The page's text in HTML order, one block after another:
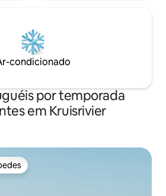
condicionado
por temporada
em Kruisrivier
dos hóspedes